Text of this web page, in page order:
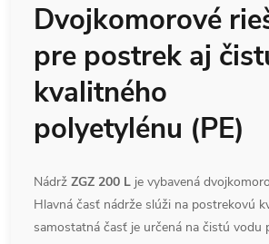
Dvojkomorové
pre postrek aj
kvalitného
polyetylénu (PE)
Nádrž ZGZ 200 L je vybavená
Hlavná časť nádrže slúži na postrekovú
samostatná časť je určená na čistú vodu